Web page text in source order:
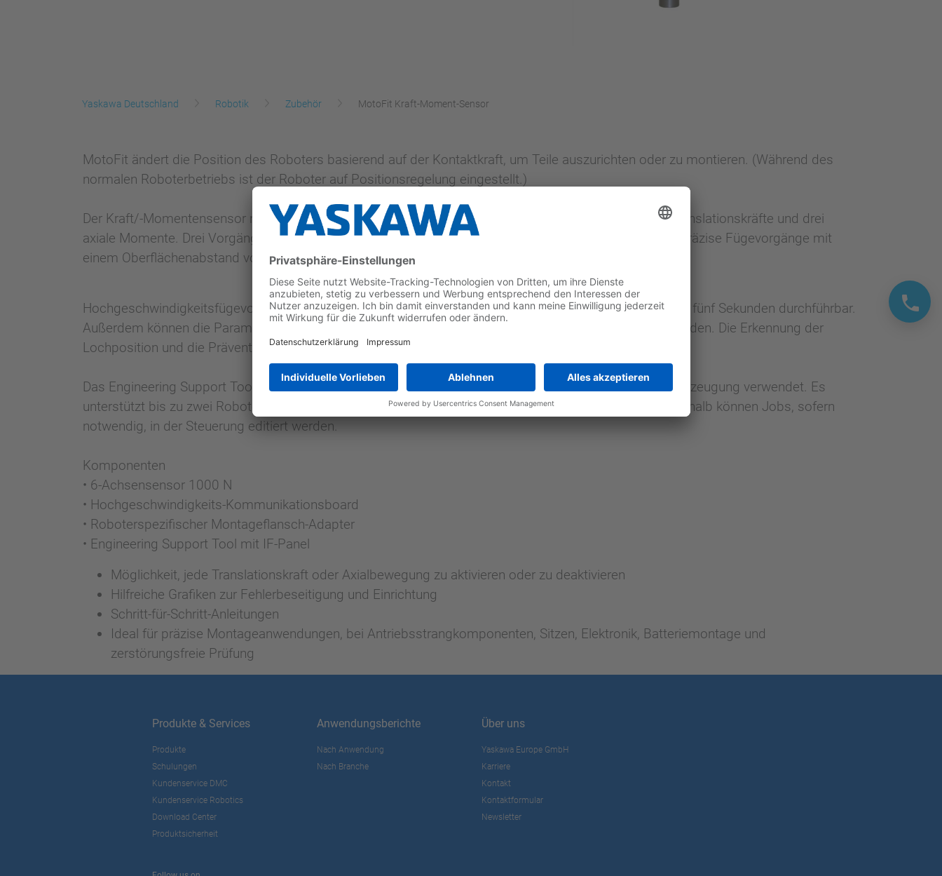
Yaskawa Deutschland Robotik Zubehör MotoFit Kraft-Moment-Sensor
MotoFit ändert die Position des Roboters basierend auf der Kontaktkraft, um Teile auszurichten oder zu montieren. (Während des
normalen Roboterbetriebs ist der Roboter auf Positionsregelung eingestellt.)
Der Kraft/-Momentensensor mit sechs Freiheitsgraden misst während der Ausführung des Jobs drei Translationskräfte und drei
axiale Momente. Drei Vorgänge (Berühren, Fügen und Einsetzen) werden kombiniert, um automatische präzise Fügevorgänge mit
einem Oberflächenabstand von 10 bis 100 μm durchzuführen.
Hochgeschwindigkeitsfügevorgänge bis zu 20 mm Tiefe mit einer h7/H7-Toleranz sind normalerweise in fünf Sekunden durchführbar.
Außerdem können die Parameter zur Kraftregelung schnell und ohne besondere Kenntnisse ermittelt werden. Die Erkennung der
Lochposition und die Prävention von Verkanten erhöhen die Zuverlässigkeit.
Das Engineering Support Tool (EST), eine Computeranwendung, wird für die Sensoreinrichtung und Joberzeugung verwendet. Es
unterstützt bis zu zwei Roboter und 24 verschiedene Dateien zu Parametrisierung der Kraftregelung. Deshalb können Jobs, sofern
notwendig, in der Steuerung editiert werden.
Komponenten
• 6-Achsensensor 1000 N
• Hochgeschwindigkeits-Kommunikationsboard
• Roboterspezifischer Montageflansch-Adapter
• Engineering Support Tool mit IF-Panel
Möglichkeit, jede Translationskraft oder Axialbewegung zu aktivieren oder zu deaktivieren
Hilfreiche Grafiken zur Fehlerbeseitigung und Einrichtung
Schritt-für-Schritt-Anleitungen
Ideal für präzise Montageanwendungen, bei Antriebsstrangkomponenten, Sitzen, Elektronik, Batteriemontage und
zerstörungsfreie Prüfung
Produkte & Services
Produkte
Schulungen
Kundenservice DMC
Kundenservice Robotics
Download Center
Produktsicherheit
Anwendungsberichte
Nach Anwendung
Nach Branche
Über uns
Yaskawa Europe GmbH
Karriere
Kontakt
Kontaktformular
Newsletter